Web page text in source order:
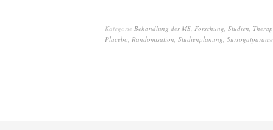
Kategorie Behandlung der MS, Forschung, Studien,
Placebo, Randomisation, Studienplanung,